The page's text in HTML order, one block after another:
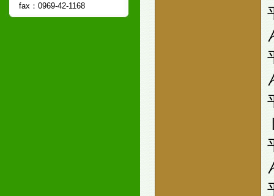
fax：0969-42-1168